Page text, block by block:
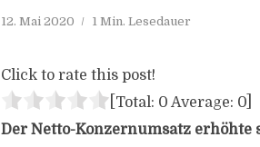
12. Mai 2020 1 Min. Lesedauer
Click to rate this post!
[Total: 0 Average: 0
Der Netto-Konzernumsatz erhöhte